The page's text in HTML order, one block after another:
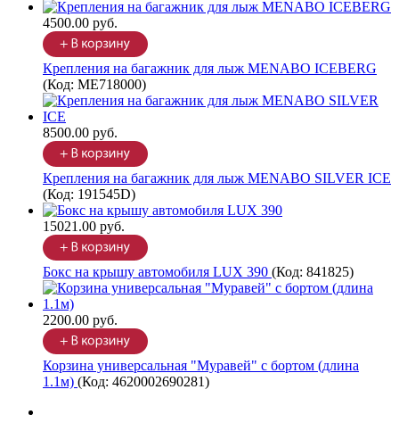
4500.00 руб.
Крепления на багажник для лыж MENABO ICEBERG
(Код: ME718000)
8500.00 руб.
Крепления на багажник для лыж MENABO SILVER ICE
(Код: 191545D)
15021.00 руб.
Бокс на крышу автомобиля LUX 390 (Код: 841825)
2200.00 руб.
Корзина универсальная "Муравей" с бортом (длина
1.1м) (Код: 4620002690281)